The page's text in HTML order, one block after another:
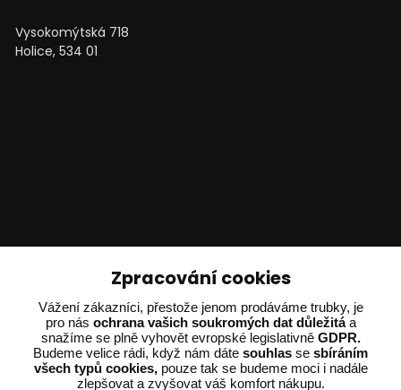
Vysokomýtská 718
Holice, 534 01
Technické poradenství
Ing. Adam Dvořák
+420 602 234 254
(Po-Pá 8:00 - 15:00)
Zpracování cookies
Vážení zákazníci, přestože jenom prodáváme trubky, je
pro nás ochrana vašich soukromých dat důležitáa
snažíme se plně vyhovět evropské legislativně GDPR.
Budeme velice rádi, když nám dáte souhlas se sbíráním
všech typů cookies,pouze tak se budeme moci i nadále
zlepšovat a zvyšovat váš komfort nákupu.